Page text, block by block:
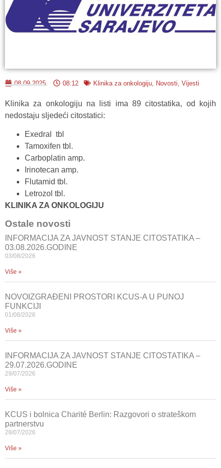
08.09.2025. 08:12 Klinika za onkologiju Novosti Vijesti
Klinika za onkologiju na listi ima 89 citostatika, od kojih
nedostaju sljedeći citostatici:
Exedral tbl
Tamoxifen tbl.
Carboplatin amp.
Irinotecan amp.
Flutamid tbl.
Letrozol tbl.
KLINIKA ZA ONKOLOGIJU
Ostale novosti
INFORMACIJA ZA JAVNOST STANJE CITOSTATIKA –
03.08.2026.GODINE
03/08/2026
Više »
NOVOIZGRAĐENI PROSTORI KCUS-A U PUNOJ
FUNKCIJI
01/08/2026
Više »
INFORMACIJA ZA JAVNOST STANJE CITOSTATIKA –
29.07.2026.GODINE
29/07/2026
Više »
KCUS i bolnica Charité Berlin: Razgovori o strateškom
partnerstvu
28/07/2026
Više »